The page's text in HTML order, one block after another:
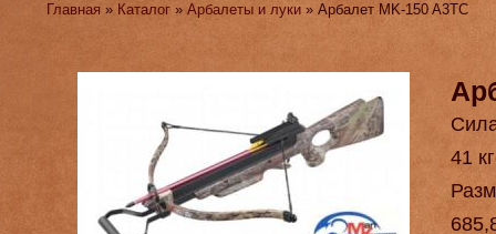
Главная » Каталог »Арбалеты и луки » Арбалет MK-150 A3TC
41